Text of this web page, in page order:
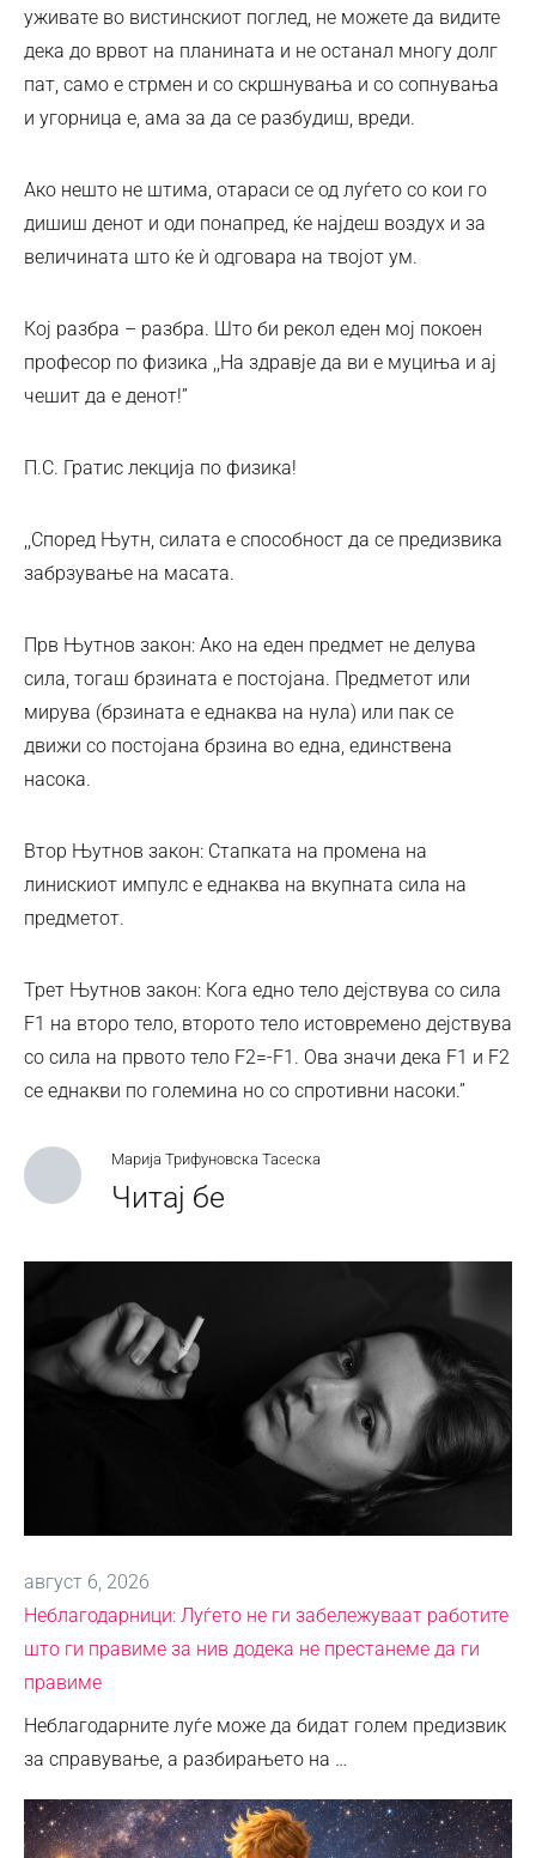
уживате во вистинскиот поглед, не можете да видите
дека до врвот на планината и не останал многу долг
пат, само е стрмен и со скршнувања и со сопнувања
и угорница е, ама за да се разбудиш, вреди.
Ако нешто не штима, отараси се од луѓето со кои го
дишиш денот и оди понапред, ќе најдеш воздух и за
величината што ќе ѝ одговара на твојот ум.
Кој разбра – разбра. Што би рекол еден мој покоен
професор по физика ,,На здравје да ви е муциња и ај
чешит да е денот!”
П.С. Гратис лекција по физика!
,,Според Њутн, силата е способност да се предизвика
забрзување на масата.
Прв Њутнов закон: Ако на еден предмет не делува
сила, тогаш брзината е постојана. Предметот или
мирува (брзината е еднаква на нула) или пак се
движи со постојана брзина во една, единствена
насока.
Втор Њутнов закон: Стапката на промена на
линискиот импулс е еднаква на вкупната сила на
предметот.
Трет Њутнов закон: Кога едно тело дејствува со сила
F1 на второ тело, второто тело истовремено дејствува
со сила на првото тело F2=-F1. Ова значи дека F1 и F2
се еднакви по големина но со спротивни насоки.”
Марија Трифуновска Тасеска
Читај бе
август 6, 2026
Неблагодарници: Луѓето не ги забележуваат работите
што ги правиме за нив додека не престанеме да ги
правиме
Неблагодарните луѓе може да бидат голем предизвик
за справување, а разбирањето на …